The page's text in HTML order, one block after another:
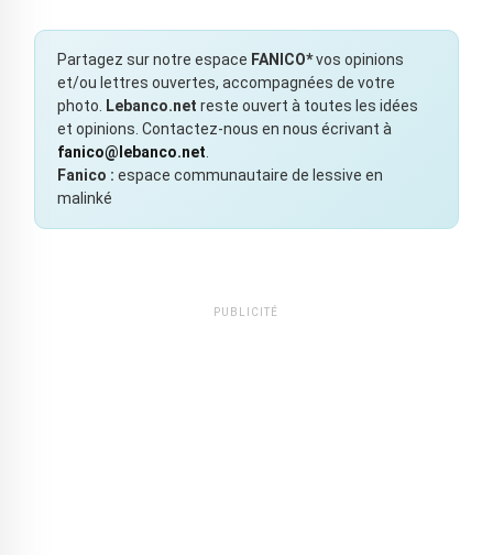
Partagez sur notre espace FANICO*vos opinions
et/ou lettres ouvertes, accompagnées de votre
photo.
Lebanco.net reste ouvert à toutes les idées
et opinions. Contactez-nous en nous écrivant à
fanico@lebanco.net
Fanico : espace communautaire de lessive en
malinké
PUBLICITÉ